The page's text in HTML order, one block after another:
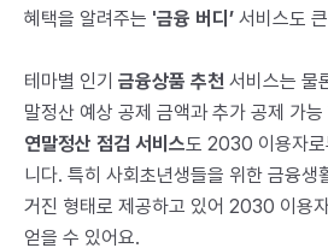
혜택을 알려주는 '금융 버디’ 서비스도
테마별 인기 금융상품 추천 서비스는 물
말정산 예상 공제 금액과 추가 공제 가
연말정산 점검 서비스도 2030 이용자로
니다. 특히 사회초년생들을 위한 금융생
거진 형태로 제공하고 있어 2030 이용
얻을 수 있어요.